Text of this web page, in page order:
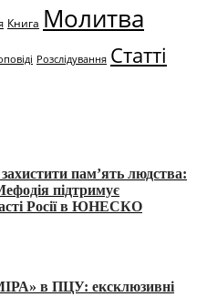
Книга Молитва
Розслідування Статті
пам’ять людства:
підтримує
Росії в ЮНЕСКО
в ПЦУ: ексклюзивні